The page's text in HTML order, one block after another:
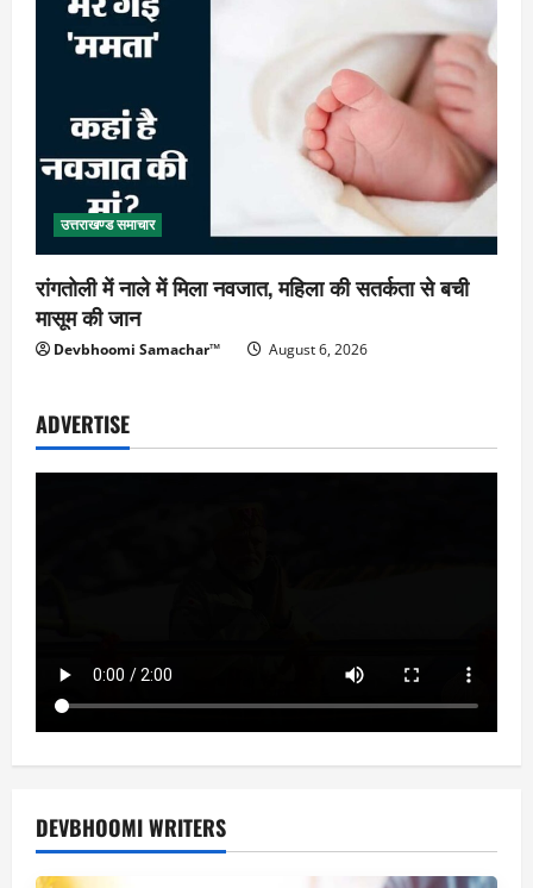
उत्तराखण्ड समाचार
रांगतोली में नाले में मिला नवजात, महिला की सतर्कता से बची
मासूम की जान
Devbhoomi Samachar™ August 6, 2026
ADVERTISE
DEVBHOOMI WRITERS